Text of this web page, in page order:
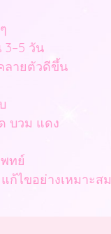
วัน
ลายตัวดีขึ้น
บวม แดง
ทย์
ก้ไขอย่างเหมาะสม